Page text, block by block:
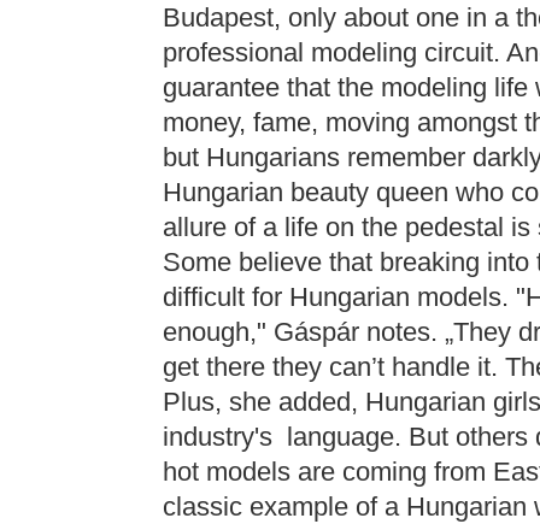
Budapest, only about one in a
professional modeling circuit.
guarantee that the modeling
money, fame, moving amongst
but Hungarians remember
Hungarian beauty queen who
allure of a life on the pedestal
Some believe that breaking
difficult for Hungarian models.
enough," Gáspár notes. „They
get there they can’t handle it.
Plus, she added, Hungarian
industry's language. But others
hot models are coming from
classic example of a